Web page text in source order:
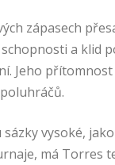
zápasech
a klid
Jeho
sázky vysoké,
má Torres